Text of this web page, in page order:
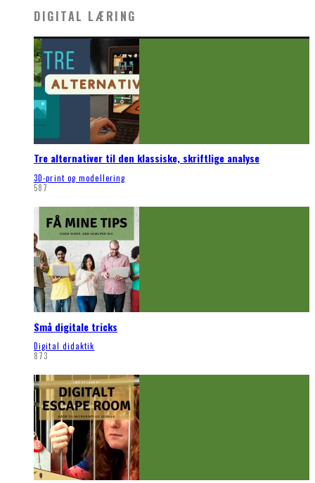
DIGITAL LÆRING
Tre alternativer til den klassiske, skriftlige analyse
3D-print og modellering
587
Små digitale tricks
Digital didaktik
873